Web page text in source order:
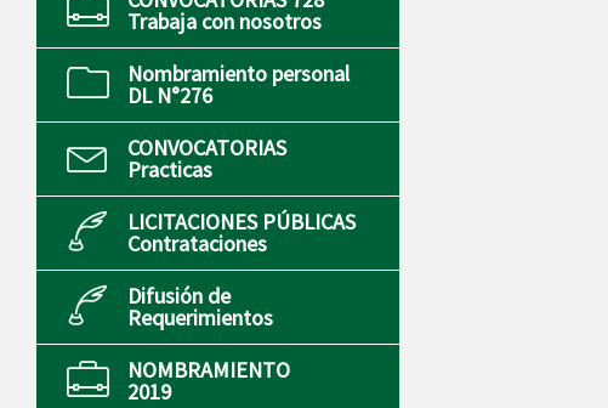
Trabaja con nosotros
Nombramiento personal
DL N°276
CONVOCATORIAS
Practicas
LICITACIONES PÚBLICAS
Contrataciones
Difusión de
Requerimientos
NOMBRAMIENTO
2019